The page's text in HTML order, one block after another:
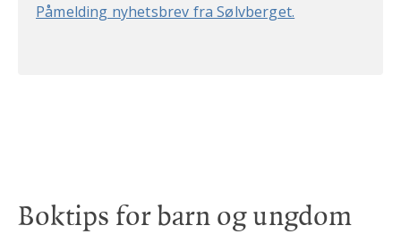
Påmelding nyhetsbrev fra Sølvberget.
Boktips for barn og ungdom